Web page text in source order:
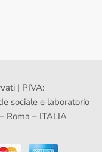
| PIVA:
sociale e laboratorio
Roma – ITALIA